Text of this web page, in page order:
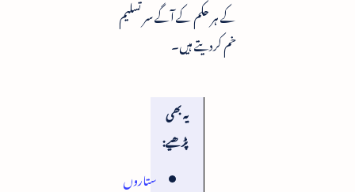
کے ہر حکم کے آگے سر تسلیم
خم کردیتے ہیں۔
یہ بھی
پڑھیے:
ستاروں